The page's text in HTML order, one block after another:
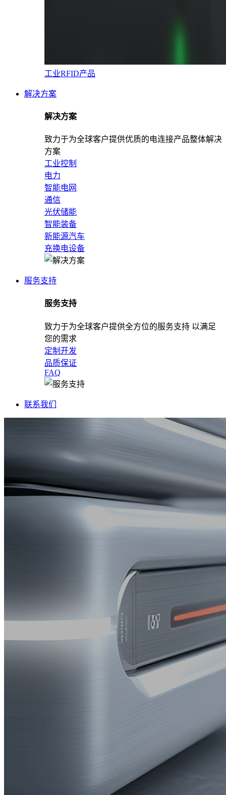
工业RFID产品
解决方案
解决方案
致力于为全球客户提供优质的电连接产品整体解决
方案
工业控制
电力
智能电网
通信
光伏储能
智能装备
新能源汽车
充换电设备
服务支持
服务支持
致力于为全球客户提供全方位的服务支持 以满足
您的需求
定制开发
品质保证
FAQ
联系我们